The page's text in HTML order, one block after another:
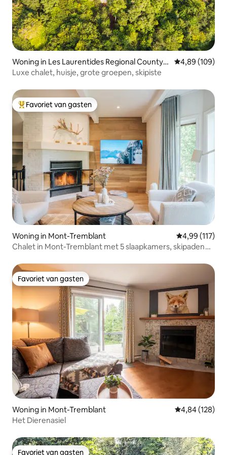
Woning in Les Laurentides Regional County
Municipality
Gemiddelde
4,89 (109)
Luxe chalet, huisje, grote groepen, skipiste
Topfavoriet van gasten
Favoriet van gasten
Woning in Mont-Tremblant Gemiddelde
4,99 (117)
Chalet in Mont-Tremblant met 5 slaapkamers, skipaden
Favoriet van gasten
Favoriet van gasten
Woning in Mont-Tremblant Gemiddelde
4,84 (128)
Het Dierenasiel
Favoriet van gasten